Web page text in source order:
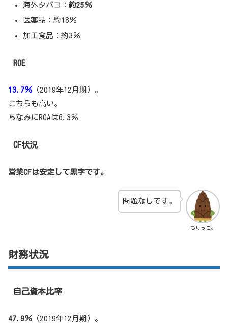
海外タバコ： 約25％
医薬品：約18％
加工食品：約3％
ROE
13.7％ （2019年12月期）。
こちらも高い。
ちなみにROAは6.3％
CF状況
営業CFは安定して黒字です。
もりっこ。
問題なしです。
財務状況
自己資本比率
47.9％ （2019年12月期）。